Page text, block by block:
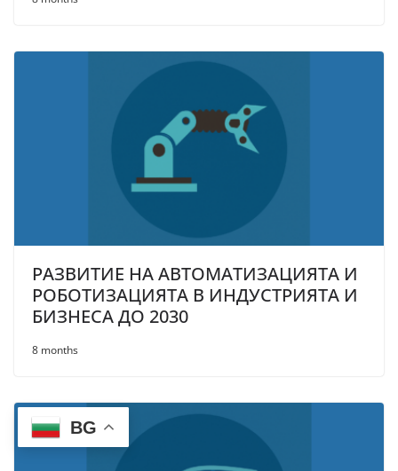
РАЗВИТИЕ НА АВТОМАТИЗАЦИЯТА И
РОБОТИЗАЦИЯТА В ИНДУСТРИЯТА И
БИЗНЕСА ДО 2030
8 months
BG